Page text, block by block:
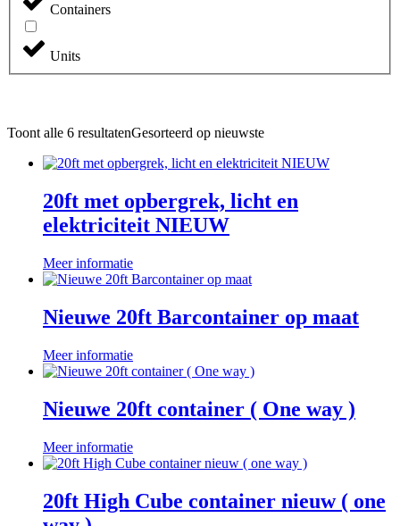
Containers
Units
Toont alle 6 resultatenGesorteerd op nieuwste
20ft met opbergrek, licht en
elektriciteit NIEUW
Meer informatie
Nieuwe 20ft Barcontainer op maat
Meer informatie
Nieuwe 20ft container ( One way )
Meer informatie
20ft High Cube container nieuw ( one